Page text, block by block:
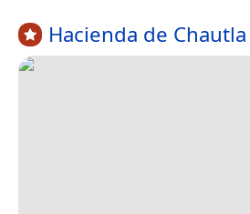
Hacienda de Chautla